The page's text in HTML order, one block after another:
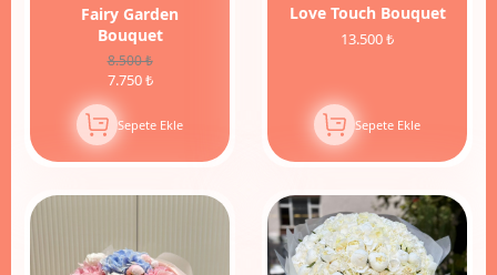
Fairy Garden
Bouquet
8.500 ₺
7.750 ₺
Sepete Ekle
Love Touch Bouquet
13.500 ₺
Sepete Ekle
10%
İndirim